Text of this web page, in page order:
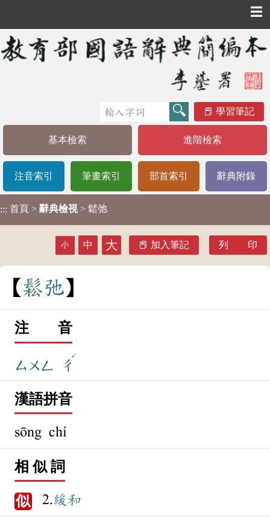
☰
學習筆記
基本檢索 進階檢索
注音索引 筆畫索引 部首索引 辭典附錄
::: 首頁 > 辭典檢視 > 鬆弛
小 中 大 加入筆記 列 印
鬆弛
注 音
ㄙㄨㄥ ㄔ
ˊ
漢語拼音
sōng chí
相 似 詞
似 2.緩和